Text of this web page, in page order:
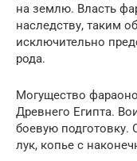
на землю. Власть
наследству, таким
исключительно
рода.
Могущество
Древнего Египта.
боевую
лук, копье с